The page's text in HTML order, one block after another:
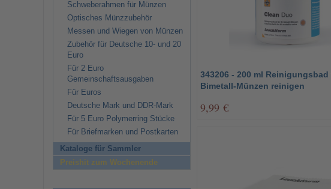
343206 - 200 ml Reinigungsbad
Bimetall-Münzen reinigen
9,99 €
Schweberahmen für Münzen
Optisches Münzzubehör
Messen und Wiegen von Münzen
Zubehör für Deutsche 10- und 20
Euro
Für 2 Euro
Gemeinschaftsausgaben
Für Euros
Deutsche Mark und DDR-Mark
Für 5 Euro Polymerring Stücke
Für Briefmarken und Postkarten
Kataloge für Sammler
Preishit zum Wochenende